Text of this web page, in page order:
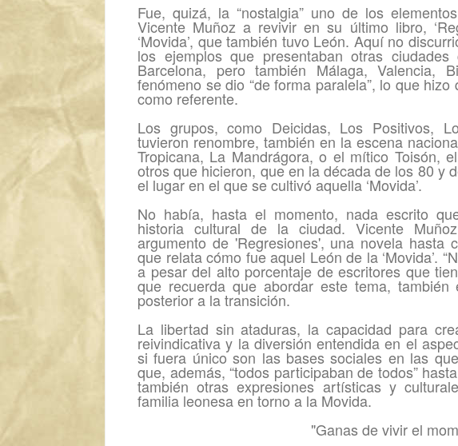
Fue, quizá, la “nostalgia” uno de los
Vicente Muñoz a revivir en su último libro,
‘Movida’, que también tuvo León. Aquí no
los ejemplos que presentaban otras
Barcelona, pero también Málaga, Valencia,
fenómeno se dio “de forma paralela”, lo que
como referente.
Los grupos, como Deicidas, Los Positivos,
tuvieron renombre, también en la escena
Tropicana, La Mandrágora, o el mítico Toisón,
otros que hicieron, que en la década de los 80 y
el lugar en el que se cultivó aquella ‘Movida’.
No había, hasta el momento, nada escrito
historia cultural de la ciudad. Vicente
argumento de 'Regresiones', una novela hasta
que relata cómo fue aquel León de la ‘Movida’.
a pesar del alto porcentaje de escritores que
que recuerda que abordar este tema,
posterior a la transición.
La libertad sin ataduras, la capacidad para
reivindicativa y la diversión entendida en el
si fuera único son las bases sociales en las
que, además, “todos participaban de todos”
también otras expresiones artísticas y
familia leonesa en torno a la Movida.
"Ganas de vivir el